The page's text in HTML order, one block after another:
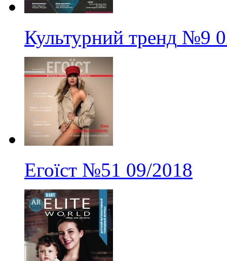
Культурний тренд №9
Егоїст №51 09/2018